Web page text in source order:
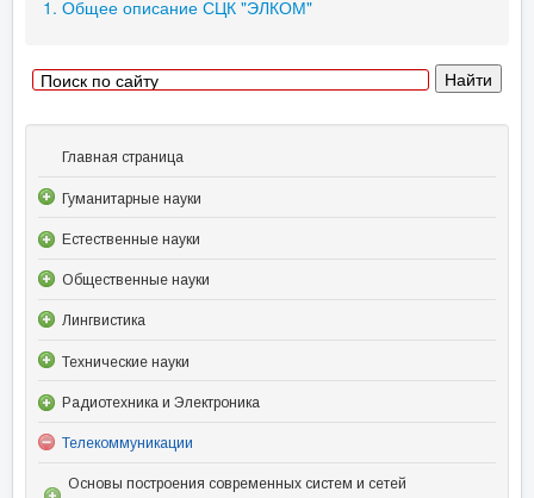
1. Общее описание СЦК "ЭЛКОМ"
Главная страница
Гуманитарные науки
Естественные науки
Общественные науки
Лингвистика
Технические науки
Радиотехника и Электроника
Телекоммуникации
Основы построения современных систем и сетей